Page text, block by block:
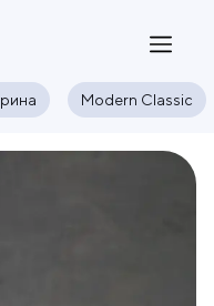
Modern Classic